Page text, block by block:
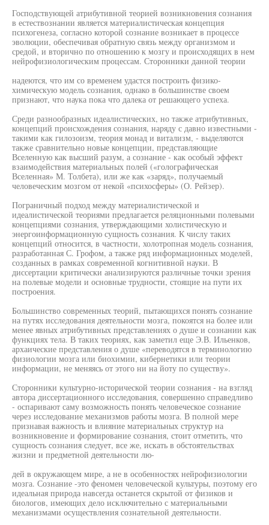
Господствующей атрибутивной теорией возникновения сознания
в естествознании является материалистическая концепция
психогенеза, согласно которой сознание возникает в процессе
эволюции, обеспечивая обратную связь между организмом и
средой, и вторично по отношению к мозгу и происходящих в нем
нейрофизиологическим процессам. Сторонники данной теории
надеются, что им со временем удастся построить физико-
химическую модель сознания, однако в большинстве своем
признают, что наука пока что далека от решающего успеха.
Среди разнообразных идеалистических, но также атрибутивных,
концепций происхождения сознания, наряду с давно известными -
такими как гилозоизм, теория монад и витализм, - выделяются
также сравнительно новые концепции, представляющие
Вселенную как высший разум, а сознание - как особый эффект
взаимодействия материальных полей («голографическая
Вселенная» М. Толбета), или же как «заряд», получаемый
человеческим мозгом от некой «психосферы» (О. Рейзер).
Пограничный подход между материалистической и
идеалистической теориями предлагается реляционными полевыми
концепциями сознания, утверждающими холистическую и
энергоинформационную сущность сознания. К числу таких
концепций относится, в частности, холотропная модель сознания,
разработанная С. Грофом, а также ряд информационных моделей,
созданных в рамках современной когнитивной науки. В
диссертации критически анализируются различные точки зрения
на полевые модели и основные трудности, стоящие на пути их
построения.
Большинство современных теорий, пытающихся понять сознание
на путях исследования деятельности мозга, покоятся на более или
менее явных атрибутивных представлениях о душе и сознании как
функциях тела. В таких теориях, как заметил еще Э.В. Ильенков,
архаические представления о душе «переводятся в терминологию
физиологии мозга или биохимии, кибернетики или теории
информации, не меняясь от этого ни на йоту по существу».
Сторонники культурно-исторической теории сознания - на взгляд
автора диссертационного исследования, совершенно справедливо
- оспаривают саму возможность понять человеческое сознание
через исследование механизмов работы мозга. В полной мере
признавая важность и влияние материальных структур на
возникновение и формирование сознания, стоит отметить, что
сущность сознания следует, все же, искать в обстоятельствах
жизни и предметной деятельности лю-
дей в окружающем мире, а не в особенностях нейрофизиологии
мозга. Сознание -это феномен человеческой культуры, поэтому его
идеальная природа навсегда останется скрытой от физиков и
биологов, имеющих дело исключительно с материальными
механизмами осуществления сознательной деятельности.